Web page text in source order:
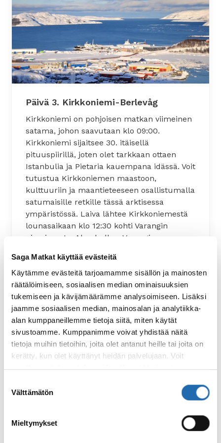
Saga Matkat käyttää evästeitä
Käytämme evästeitä tarjoamamme sisällön ja mainosten
räätälöimiseen, sosiaalisen median ominaisuuksien
tukemiseen ja kävijämäärämme analysoimiseen. Lisäksi
jaamme sosiaalisen median, mainosalan ja analytiikka-
alan kumppaneillemme tietoja siitä, miten käytät
sivustoamme. Kumppanimme voivat yhdistää näitä
tietoja muihin tietoihin, joita olet antanut heille tai joita on
kerätty, kun olet käyttänyt heidän palvelujaan. Voit
muuttaa evästeasetuksiesi hyväksyntää sivuston
valinta
Välttämätön
Mieltymykset
Päivä 3. Kirkkoniemi-Berlevåg
Kirkkoniemi on pohjoisen matkan viimeinen
satama, johon saavutaan klo 09:00.
Kirkkoniemi sijaitsee 30. itäisellä
pituuspiirillä, joten olet tarkkaan ottaen
Istanbulia ja Pietaria kauempana idässä. Voit
tutustua Kirkkoniemen maastoon,
kulttuuriin ja maantieteeseen osallistumalla
satumaisille retkille tässä arktisessa
ympäristössä. Laiva lähtee Kirkkoniemestä
lounasaikaan klo 12:30 kohti Varangin
niemimaata. Alus kulkee Varangin
Vardøssä, Norjan itäisimmässä kaupungissa.
Matka jatkuu yli Kongsoyfjodenin ennen
saapumista Berlevågiin myöhään illalla.
Vierailusatamat: Båtsfjord, Vardø, Vadsø,
Kirkkoniemi, Berlevåg